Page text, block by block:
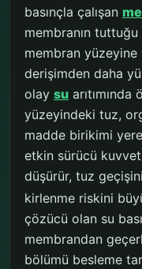
basınçla çalışan
membranın
membran yüzeyine
derişimden daha
olay su
yüzeyindeki tuz,
madde birikimi
etkin sürücü
düşürür, tuz
kirlenme riskini
çözücü olan su
membrandan
bölümü besleme